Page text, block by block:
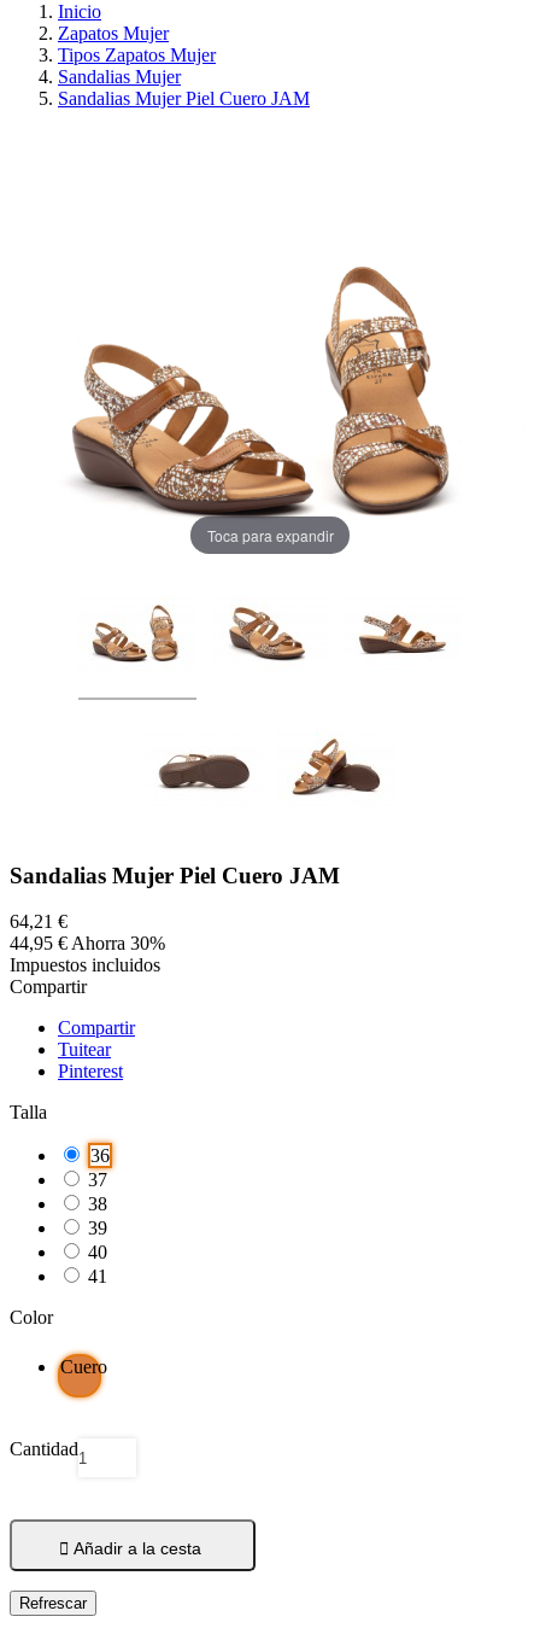
Inicio
Zapatos Mujer
Tipos Zapatos Mujer
Sandalias Mujer
Sandalias Mujer Piel Cuero JAM
Toca para expandir
Sandalias Mujer Piel Cuero JAM
64,21 €
44,95 €Ahorra 30%
Impuestos incluidos
Compartir
Compartir
Tuitear
Pinterest
Talla
36
37
38
39
40
41
Color
Cuero
Cantidad
 Añadir a la cesta